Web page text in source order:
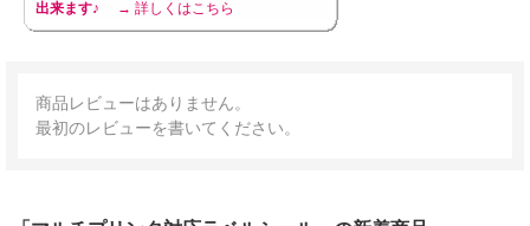
出来ます♪
→ 詳しくはこちら
商品レビューはありません。
最初のレビューを書いてください。